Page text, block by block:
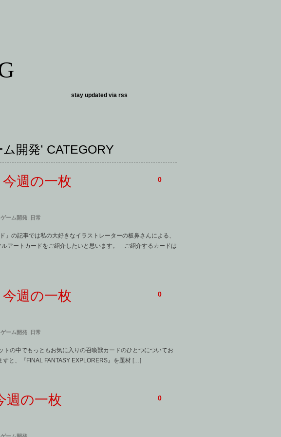
stay updated via rss
開発’ CATEGORY
週の一枚
ゲーム開発 日常
0
の記事では私の大好きなイラストレーターの板鼻さんによる、
アートカードをご紹介したいと思います。 ご紹介するカードは
週の一枚
ゲーム開発 日常
0
の中でもっともお気に入りの召喚獣カードのひとつについてお
と、『FINAL FANTASY EXPLORERS』を題材 […]
週の一枚
0